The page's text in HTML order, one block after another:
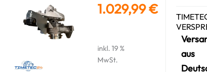
1.029,99€
inkl. 19 %
MwSt.
aus